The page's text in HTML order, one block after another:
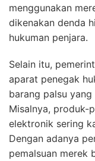
menggunakan
dikenakan denda
hukuman penjara.
Selain itu,
aparat penegak
barang palsu
Misalnya, produk-
elektronik sering
Dengan adanya
pemalsuan merek